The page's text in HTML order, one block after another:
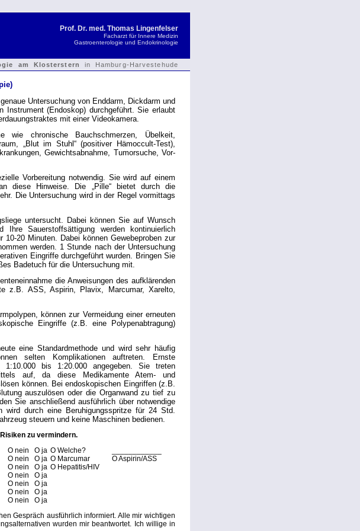
Prof. Dr. med. Thomas Lingenfelser
Facharzt für Innere Medizin
Gastroenterologie und Endokrinologie
am Klosterstern in Hamburg-Harvestehude
Untersuchung von Enddarm, Dickdarm und
(Endoskop) durchgeführt. Sie erlaubt
mit einer Videokamera.
wie chronische Bauchschmerzen, Übelkeit,
„Blut im Stuhl“ (positiver Hämoccult-Test),
Gewichtsabnahme, Tumorsuche, Vor-
Vorbereitung notwendig. Sie wird auf einem
diese Hinweise. Die „Pille“ bietet durch die
Die Untersuchung wird in der Regel vormittags
untersucht. Dabei können Sie auf Wunsch
Sauerstoffsättigung werden kontinuierlich
20 Minuten. Dabei können Gewebeproben zur
werden. 1 Stunde nach der Untersuchung
Eingriffe durchgeführt wurden. Bringen Sie
Badetuch für die Untersuchung mit.
die Anweisungen des aufklärenden
z.B. ASS, Aspirin, Plavix, Marcumar, Xarelto,
können zur Vermeidung einer erneuten
Eingriffe (z.B.
eine Polypenabtragung)
eine Standardmethode und wird sehr häufig
selten Komplikationen auftreten. Ernste
bis 1:20.000 angegeben. Sie treten
auf, da diese Medikamente Atem- und
können. Bei endoskopischen Eingriffen (z.B.
auszulösen oder die Organwand zu tief zu
Sie anschließend ausführlich über notwendige
wird durch eine Beruhigungsspritze für 24 Std.
steuern und keine Maschinen bedienen.
Risiken zu vermindern.
O nein O ja O Welche?
O nein O ja O Marcumar
O Aspirin/ASS
O nein O ja O Hepatitis/HIV
O nein
O ja
O nein
O ja
O nein
O ja
O nein
O ja
Gespräch ausführlich informiert. Alle mir wichtigen
wurden mir beantwortet. Ich willige in